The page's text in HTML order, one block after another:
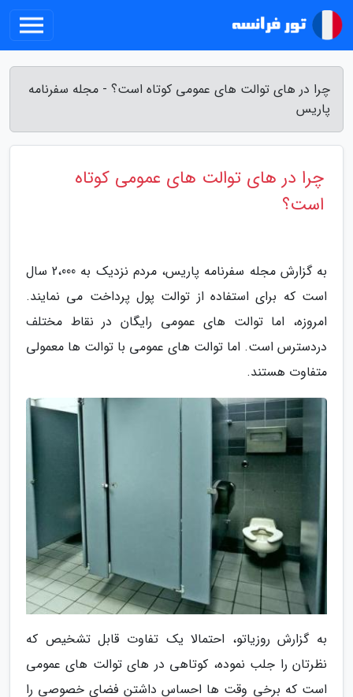
چرا در های توالت های عمومی کوتاه است؟ - مجله سفرنامه
پاریس
چرا در های توالت های عمومی کوتاه
است؟
به گزارش مجله سفرنامه پاریس، مردم نزدیک به 2،000 سال
است که برای استفاده از توالت پول پرداخت می نمایند.
امروزه، اما توالت های عمومی رایگان در نقاط مختلف
دردسترس است. اما توالت های عمومی با توالت ها معمولی
متفاوت هستند.
به گزارش روزیاتو، احتمالا یک تفاوت قابل تشخیص که
نظرتان را جلب نموده، کوتاهی در های توالت های عمومی
است که برخی وقت ها احساس داشتن فضای خصوصی را